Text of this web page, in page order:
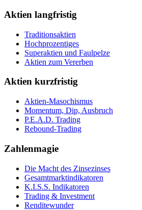
Aktien langfristig
Traditionsaktien
Hochprozentiges
Superaktien und Faulpelze
Aktien zum Vererben
Aktien kurzfristig
Aktien-Masochismus
Momentum, Dip, Ausbruch
P.E.A.D. Trading
Rebound-Trading
Zahlenmagie
Die Macht des Zinsezinses
Gesamtmarktindikatoren
K.I.S.S. Indikatoren
Trading & Investment
Renditewunder